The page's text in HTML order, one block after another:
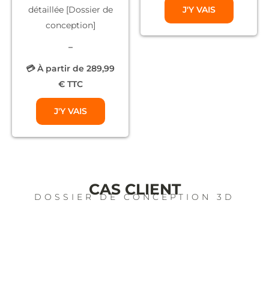
détaillée [Dossier de
conception]
–
💳 À partir de 289,99
€ TTC
J'Y VAIS
J'Y VAIS
CAS CLIENT
DOSSIER DE CONCEPTION 3D